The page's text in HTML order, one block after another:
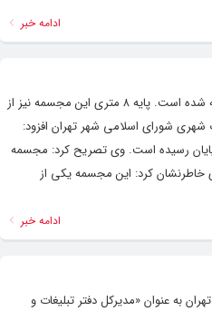
ادامه خبر
مهدی پیرهادی در توضیح بیشتر اظهار کرد: مجسمه آرش کمانگیر با ارتفاع ۱۶ متر و از جنس برنز ساخته شده است. پایه ۸ متری این مجسمه نیز از
شورای اسلامی شهر تهران افزود:
رسیده است. وی تصریح کرد: مجسمه
کرد: این مجسمه یکی از
ادامه خبر
به عنوان «مدیرکل دفتر تبلیغات و